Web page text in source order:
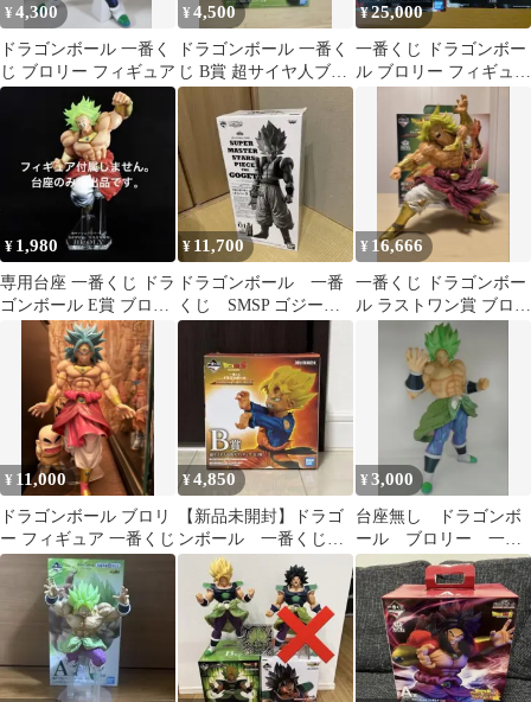
¥4,300
ドラゴンボール 一番く
じ ブロリー フィギュア
¥4,500
ドラゴンボール 一番く
じ B賞 超サイヤ人ブロ
リーMASTERLISEフィ
ギュア
¥25,000
一番くじ ドラゴンボー
ル ブロリー フィギュア
¥ 1,980
専用台座 一番くじ ドラ
ゴンボール E賞 ブロリ
ー '93 フィギュア
¥ 11,700
ドラゴンボール 一番
くじ SMSP ゴジー
タ 01 フィギュア
¥ 16,666
一番くじ ドラゴンボー
ル ラストワン賞 ブロリ
ー フィギュア
¥ 11,000
ドラゴンボール ブロリ
ー フィギュア 一番くじ
¥4,850
【新品未開封】ドラゴ
ンボール 一番くじ
B賞 超サイヤ人孫悟天
フィギュア
¥3,000
台座無し ドラゴンボ
ール ブロリー 一番
くじ フィギュア